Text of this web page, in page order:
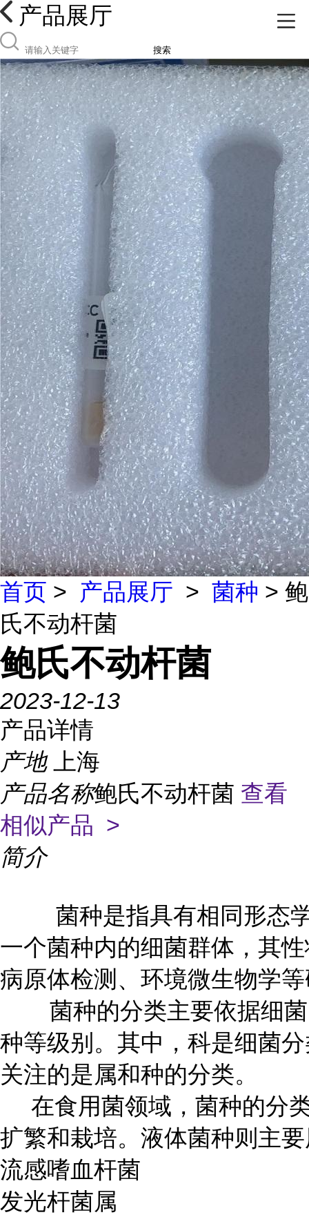
产品展厅
搜索
首页 > 产品展厅 > 菌种 > 鲍
氏不动杆菌
鲍氏不动杆菌
2023-12-13
产品详情
产地
上海
产品名称鲍氏不动杆菌 查看
相似产品 >
简介
菌种是指具有相同形态学
一个菌种内的细菌群体，其
病原体检测、环境微生物学
菌种的分类主要依据细菌
种等级别。其中，科是细菌
关注的是属和种的分类。
在食用菌领域，菌种的分
扩繁和栽培。液体菌种则主
流感嗜血杆菌
发光杆菌属